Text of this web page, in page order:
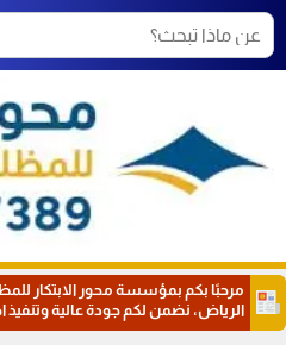
مرحبًا بكم بمؤسسة محور الابتكار
الرياض، نضمن لكم جودة عالية